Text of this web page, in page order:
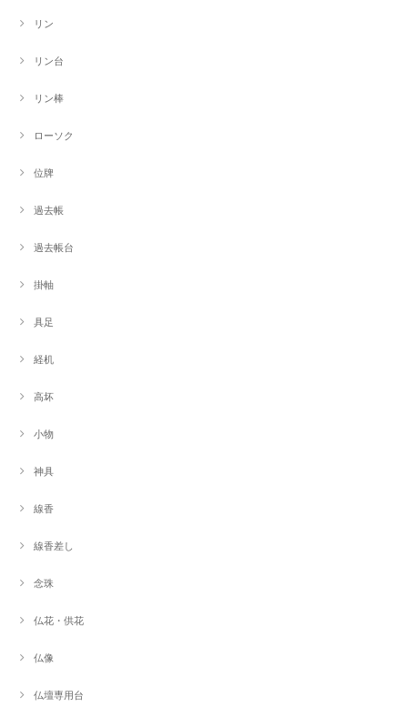
リン
リン台
リン棒
ローソク
位牌
過去帳
過去帳台
掛軸
具足
経机
高坏
小物
神具
線香
線香差し
念珠
仏花・供花
仏像
仏壇専用台